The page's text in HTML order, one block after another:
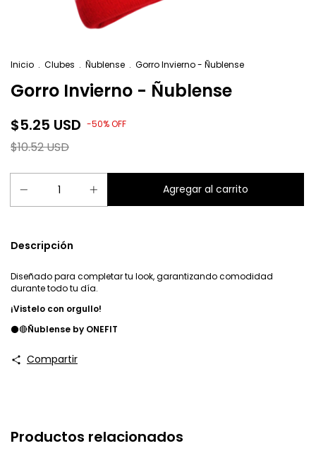
Inicio . Clubes . Ñublense . Gorro Invierno - Ñublense
Gorro Invierno - Ñublense
$5.25 USD -50%OFF
$10.52 USD
Descripción
Diseñado para completar tu look, garantizando comodidad
durante todo tu día.
¡Vistelo con orgullo!
⚫🔴Ñublense by ONEFIT
Compartir
Productos relacionados